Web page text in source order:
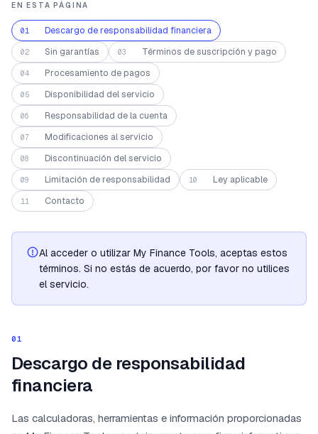
EN ESTA PÁGINA
01 Descargo de responsabilidad financiera
02 Sin garantías 03 Términos de suscripción y pago
04 Procesamiento de pagos
05 Disponibilidad del servicio
06 Responsabilidad de la cuenta
07 Modificaciones al servicio
08 Discontinuación del servicio
09 Limitación de responsabilidad 10 Ley aplicable
11 Contacto
Al acceder o utilizar My Finance Tools, aceptas estos
términos. Si no estás de acuerdo, por favor no utilices
el servicio.
01
Descargo de responsabilidad
financiera
Las calculadoras, herramientas e información proporcionadas